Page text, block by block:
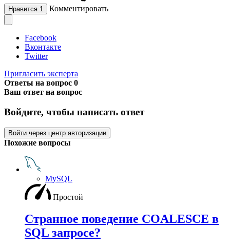
Нравится 1 Комментировать
Facebook
Вконтакте
Twitter
Пригласить эксперта
Ответы на вопрос 0
Ваш ответ на вопрос
Войдите, чтобы написать ответ
Войти через центр авторизации
Похожие вопросы
MySQL
Простой
Странное поведение COALESCE в
SQL запросе?